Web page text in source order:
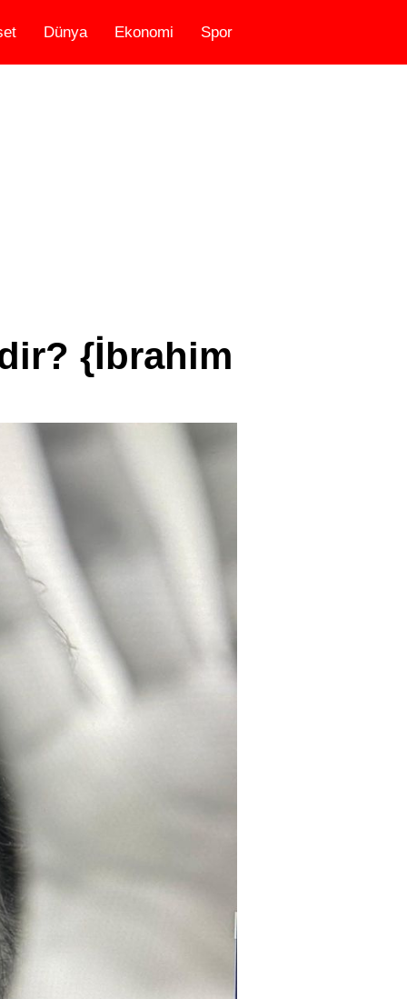
Dünya Ekonomi Spor
{İbrahim